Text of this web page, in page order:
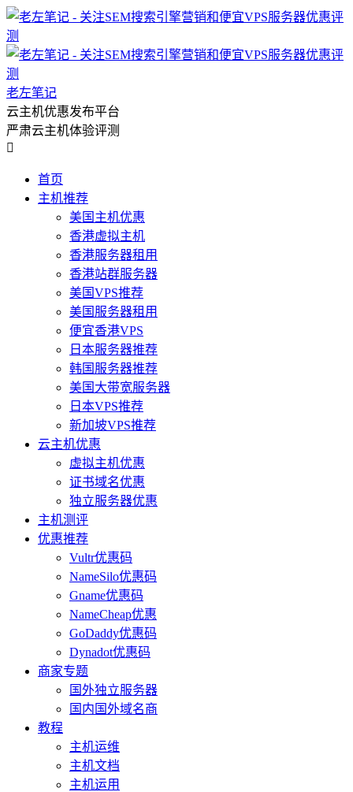
老左笔记
云主机优惠发布平台
严肃云主机体验评测

首页
主机推荐
美国主机优惠
香港虚拟主机
香港服务器租用
香港站群服务器
美国VPS推荐
美国服务器租用
便宜香港VPS
日本服务器推荐
韩国服务器推荐
美国大带宽服务器
日本VPS推荐
新加坡VPS推荐
云主机优惠
虚拟主机优惠
证书域名优惠
独立服务器优惠
主机测评
优惠推荐
Vultr优惠码
NameSilo优惠码
Gname优惠码
NameCheap优惠
GoDaddy优惠码
Dynadot优惠码
商家专题
国外独立服务器
国内国外域名商
教程
主机运维
主机文档
主机运用